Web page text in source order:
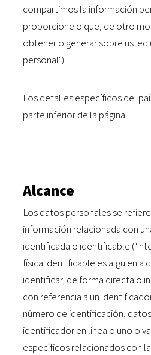
compartimos la información
proporcione o que, de otro
obtener o generar sobre usted
personal").
Los detalles específicos del
parte inferior de la página.
Alcance
Los datos personales se
información relacionada con
identificada o identificable
física identificable es alguien a
identificar, de forma directa o
con referencia a un
número de identificación,
identificador en línea o uno o
específicos relacionados con